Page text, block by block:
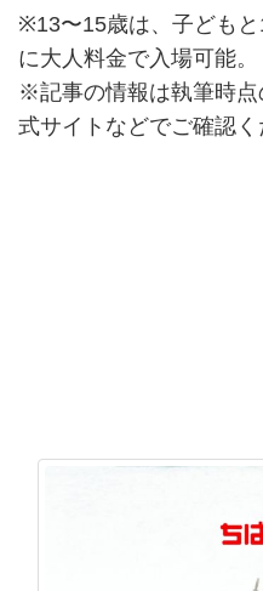
※13〜15歳は、子ども
に大人料金で入場可能。
※記事の情報は執筆時
式サイトなどでご確認く